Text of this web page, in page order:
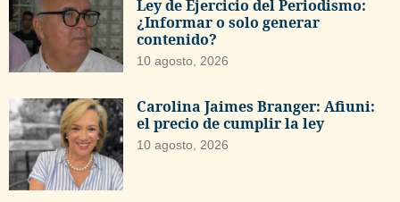
Ley de Ejercicio del Periodismo:
¿Informar o solo generar
contenido?
10 agosto, 2026
Carolina Jaimes Branger: Afiuni:
el precio de cumplir la ley
10 agosto, 2026